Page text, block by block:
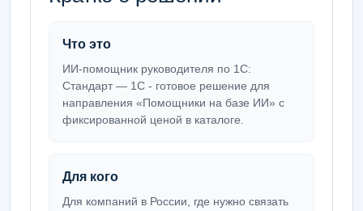
Что это
ИИ-помощник руководителя по 1С:
Стандарт — 1С - готовое решение для
направления «Помощники на базе ИИ» с
фиксированной ценой в каталоге.
Для кого
Для компаний в России, где нужно связать